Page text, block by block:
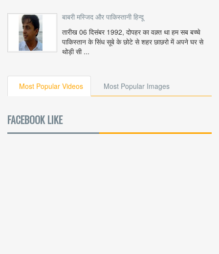
बाबरी मस्जिद और पाकिस्तानी हिन्दू
तारीख 06 दिसंबर 1992, दोपहर का वक़्त था हम सब बच्चे
पाकिस्तान के सिंध सूबे के छोटे से शहर छाछरो में अपने घर से
थोड़ी सी ...
Most Popular Videos Most Popular Images
FACEBOOK LIKE